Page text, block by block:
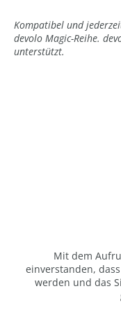
Kompatibel und
devolo Magic-Reihe.
unterstützt.
Mit dem
einverstanden,
werden und das